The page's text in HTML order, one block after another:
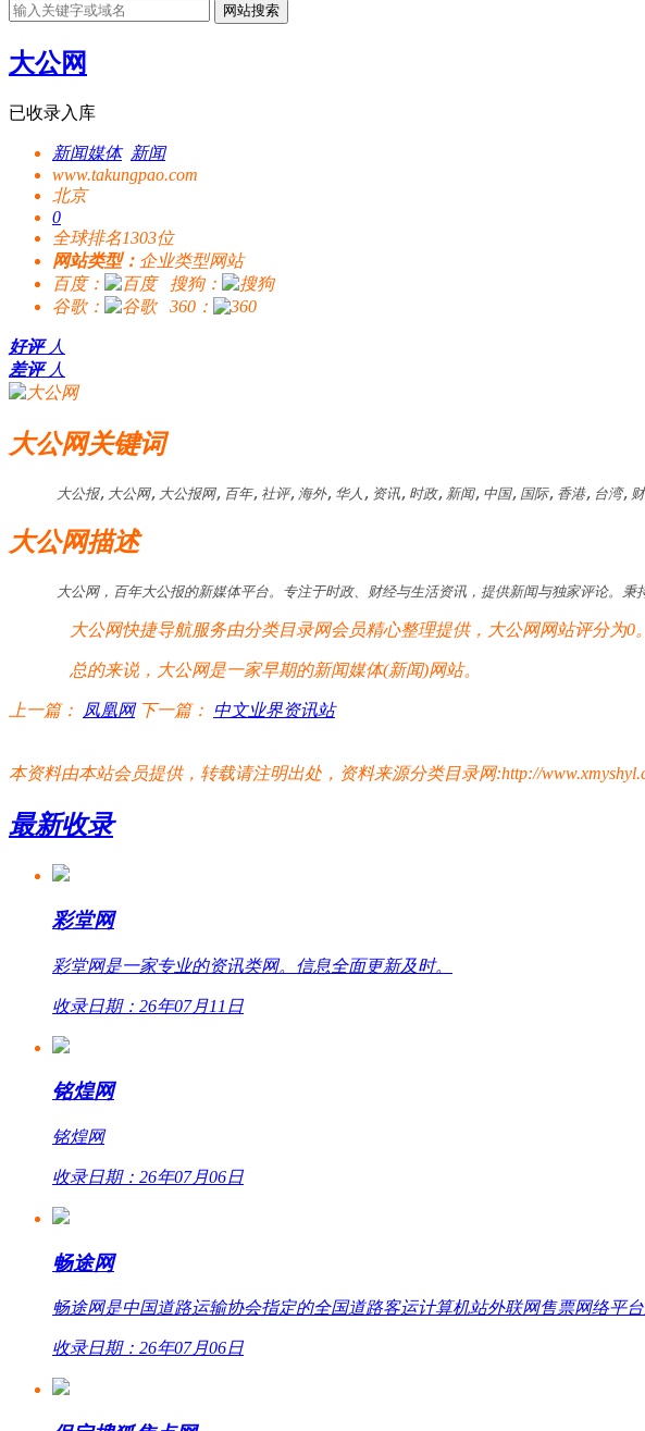
网站搜索
大公网
已收录入库
新闻媒体 新闻
www.takungpao.com
北京
0
全球排名1303位
网站类型： 企业类型网站
百度：
搜狗：
谷歌：
360：
好评 人
差评 人
大公网关键词
大公报,大公网,大公报网,百年,社评,海外,华人,资讯,时政,新闻,中国,国际,香港,台湾
大公网描述
大公网，百年大公报的新媒体平台。专注于时政、财经与生活资讯，提供新闻与独家评论。
大公网快捷导航服务由分类目录网会员精心整理提供，大公网网站评分为
总的来说，大公网是一家早期的新闻媒体(新闻)网站。
上一篇： 凤凰网 下一篇： 中文业界资讯站
本资料由本站会员提供，转载请注明出处，资料来源分类目录网:http://
最新收录
彩堂网
彩堂网是一家专业的资讯类网。信息全面更新及时。
收录日期：26年07月11日
铭煌网
铭煌网
收录日期：26年07月06日
畅途网
畅途网是中国道路运输协会指定的全国道路客运计算机站外联网售票网络平
收录日期：26年07月06日